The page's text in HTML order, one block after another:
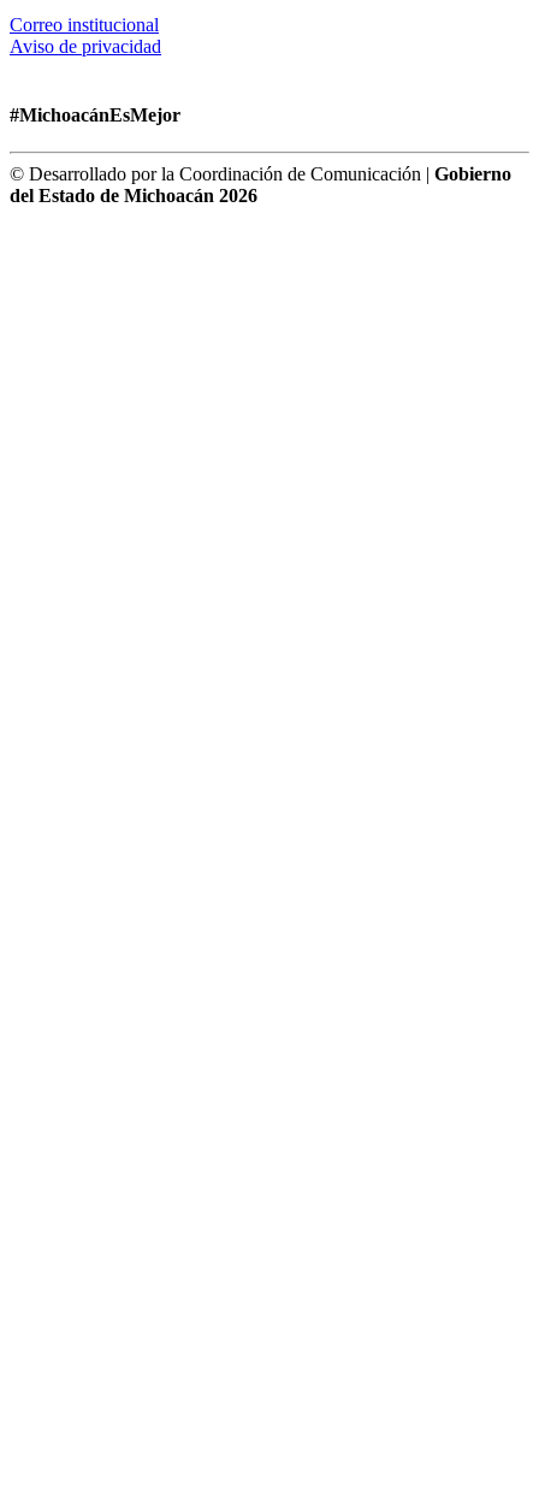
Correo institucional
Aviso de privacidad
#MichoacánEsMejor
© Desarrollado por la Coordinación de Comunicación | Gobierno
del Estado de Michoacán 2026